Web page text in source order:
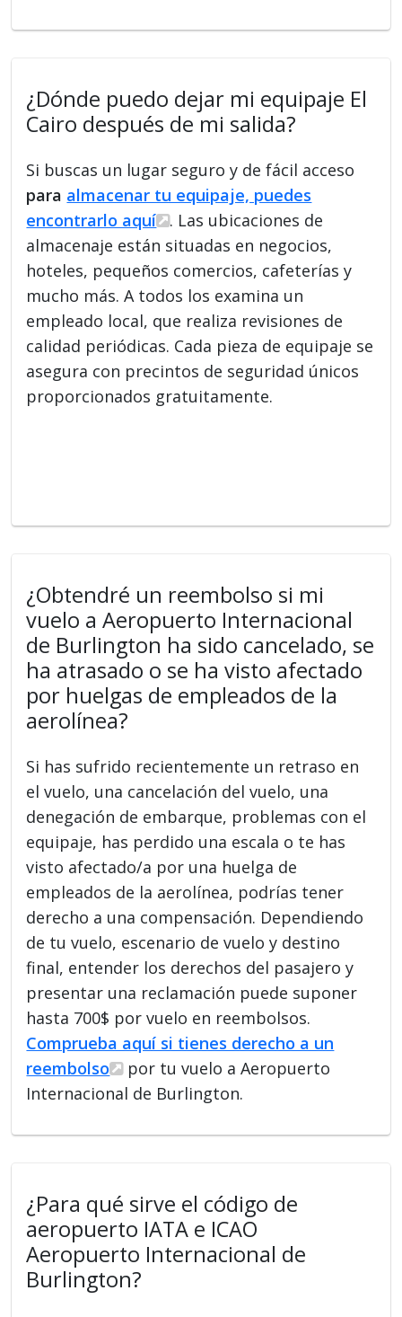
¿Dónde puedo dejar mi equipaje El
Cairo después de mi salida?
Si buscas un lugar seguro y de fácil acceso
para almacenar tu equipaje, puedes
encontrarlo aquí
. Las ubicaciones de
almacenaje están situadas en negocios,
hoteles, pequeños comercios, cafeterías y
mucho más. A todos los examina un
empleado local, que realiza revisiones de
calidad periódicas. Cada pieza de equipaje se
asegura con precintos de seguridad únicos
proporcionados gratuitamente.
¿Obtendré un reembolso si mi
vuelo a Aeropuerto Internacional
de Burlington ha sido cancelado, se
ha atrasado o se ha visto afectado
por huelgas de empleados de la
aerolínea?
Si has sufrido recientemente un retraso en
el vuelo, una cancelación del vuelo, una
denegación de embarque, problemas con el
equipaje, has perdido una escala o te has
visto afectado/a por una huelga de
empleados de la aerolínea, podrías tener
derecho a una compensación. Dependiendo
de tu vuelo, escenario de vuelo y destino
final, entender los derechos del pasajero y
presentar una reclamación puede suponer
hasta 700$ por vuelo en reembolsos.
Comprueba aquí si tienes derecho a un
reembolso
por tu vuelo a Aeropuerto
Internacional de Burlington.
¿Para qué sirve el código de
aeropuerto IATA e ICAO
Aeropuerto Internacional de
Burlington?